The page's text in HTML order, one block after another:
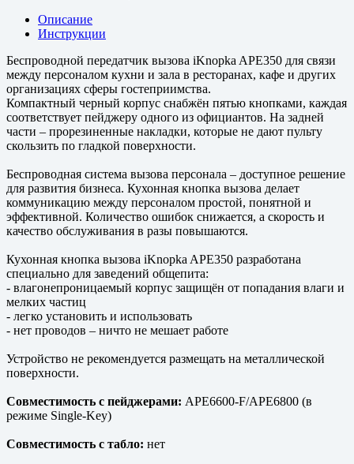
Описание
Инструкции
Беспроводной передатчик вызова iKnopka APE350 для связи
между персоналом кухни и зала в ресторанах, кафе и других
организациях сферы гостеприимства.
Компактный черный корпус снабжён пятью кнопками, каждая
соответствует пейджеру одного из официантов. На задней
части – прорезиненные накладки, которые не дают пульту
скользить по гладкой поверхности.
Беспроводная система вызова персонала – доступное решение
для развития бизнеса. Кухонная кнопка вызова делает
коммуникацию между персоналом простой, понятной и
эффективной. Количество ошибок снижается, а скорость и
качество обслуживания в разы повышаются.
Кухонная кнопка вызова iKnopka APE350 разработана
специально для заведений общепита:
- влагонепроницаемый корпус защищён от попадания влаги и
мелких частиц
- легко установить и использовать
- нет проводов – ничто не мешает работе
Устройство не рекомендуется размещать на металлической
поверхности.
Совместимость с пейджерами: APE6600-F/APE6800 (в
режиме Single-Key)
Совместимость с табло: нет